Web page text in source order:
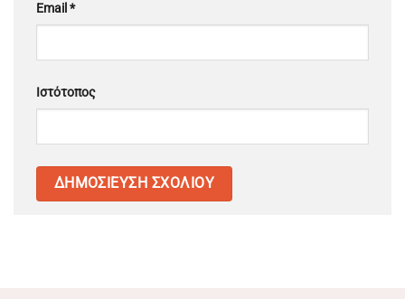
Email *
Ιστότοπος